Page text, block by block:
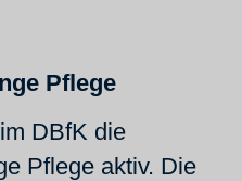
Pflege
DBfK die
Pflege aktiv. Die